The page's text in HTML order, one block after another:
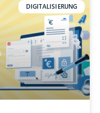
DIGITALISIERUNG